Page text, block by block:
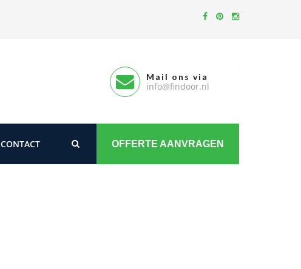
Mail ons via
info@findoor.nl
CONTACT OFFERTE AANVRAGEN